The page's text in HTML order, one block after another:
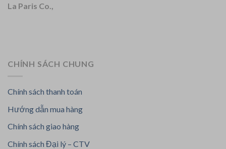
La Paris Co.,
CHÍNH SÁCH CHUNG
Chính sách thanh toán
Hướng dẫn mua hàng
Chính sách giao hàng
Chính sách Đại lý – CTV